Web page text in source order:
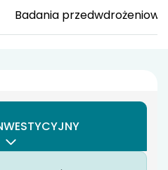
Badania przedwdrożeniowe